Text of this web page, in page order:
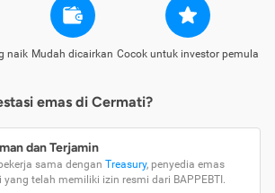
naik Mudah dicairkan Cocok untuk investor pemula
emas di Cermati?
dan Terjamin
sama dengan Treasury, penyedia emas
yang telah memiliki izin resmi dari BAPPEBTI.